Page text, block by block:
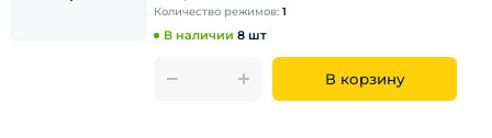
Количество режимов: 1
В наличии 8 шт
В корзину